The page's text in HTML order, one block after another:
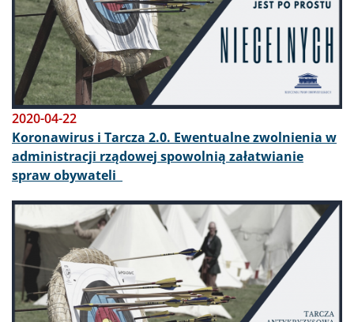
2020-04-22
Koronawirus i Tarcza 2.0. Ewentualne zwolnienia w
administracji rządowej spowolnią załatwianie
spraw obywateli
Obraz